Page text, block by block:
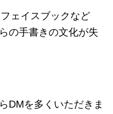
ェイスブックなど
の手書きの文化が失
DMを多くいただきま